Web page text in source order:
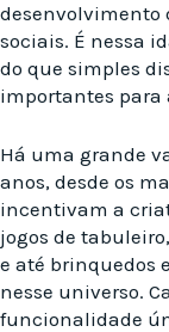
desenvolvimento
sociais. É nessa
do que simples
importantes para
Há uma grande
anos, desde os
incentivam a
jogos de
e até brinquedos
nesse universo.
funcionalidade